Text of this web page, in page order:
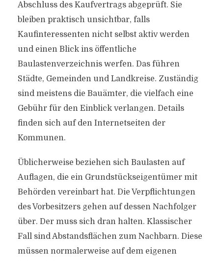
Abschluss des Kaufvertrags abgeprüft. Sie
bleiben praktisch unsichtbar, falls
Kaufinteressenten nicht selbst aktiv werden
und einen Blick ins öffentliche
Baulastenverzeichnis werfen. Das führen
Städte, Gemeinden und Landkreise. Zuständig
sind meistens die Bauämter, die vielfach eine
Gebühr für den Einblick verlangen. Details
finden sich auf den Internetseiten der
Kommunen.
Üblicherweise beziehen sich Baulasten auf
Auflagen, die ein Grundstückseigentümer mit
Behörden vereinbart hat. Die Verpflichtungen
des Vorbesitzers gehen auf dessen Nachfolger
über. Der muss sich dran halten. Klassischer
Fall sind Abstandsflächen zum Nachbarn. Diese
müssen normalerweise auf dem eigenen